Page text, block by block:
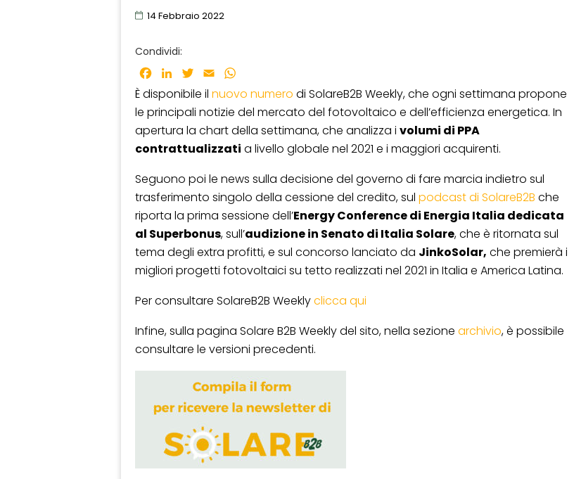
14 Febbraio 2022
Condividi:
Facebook
LinkedInTwitter
Email
È disponibile il nuovo numero di SolareB2B Weekly, che ogni settimana propone
le principali notizie del mercato del fotovoltaico e dell’efficienza energetica. In
apertura la chart della settimana, che analizza i volumi di PPA
contrattualizzati a livello globale nel 2021 e i maggiori acquirenti.
Seguono poi le news sulla decisione del governo di fare marcia indietro sul
trasferimento singolo della cessione del credito, sul podcast di SolareB2B che
riporta la prima sessione dell’Energy Conference di Energia Italia dedicata
al Superbonus, sull’audizione in Senato di Italia Solare, che è ritornata sul
tema degli extra profitti, e sul concorso lanciato da JinkoSolar, che premierà i
migliori progetti fotovoltaici su tetto realizzati nel 2021 in Italia e America Latina.
Per consultare SolareB2B Weeklyclicca qui
Infine, sulla pagina Solare B2B Weekly del sito, nella sezione archivio, è possibile
consultare le versioni precedenti.